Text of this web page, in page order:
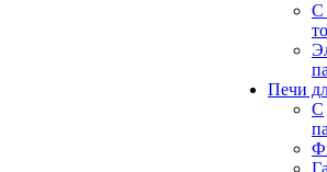
С
Печи
С